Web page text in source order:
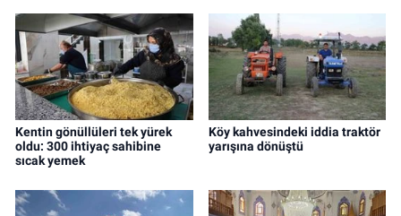
Kentin gönüllüleri tek yürek
oldu: 300 ihtiyaç sahibine
sıcak yemek
Köy kahvesindeki iddia traktör
yarışına dönüştü